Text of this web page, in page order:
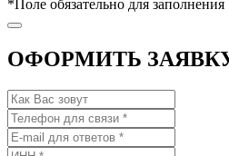
*Поле обязательно для заполнения
ОФОРМИТЬ